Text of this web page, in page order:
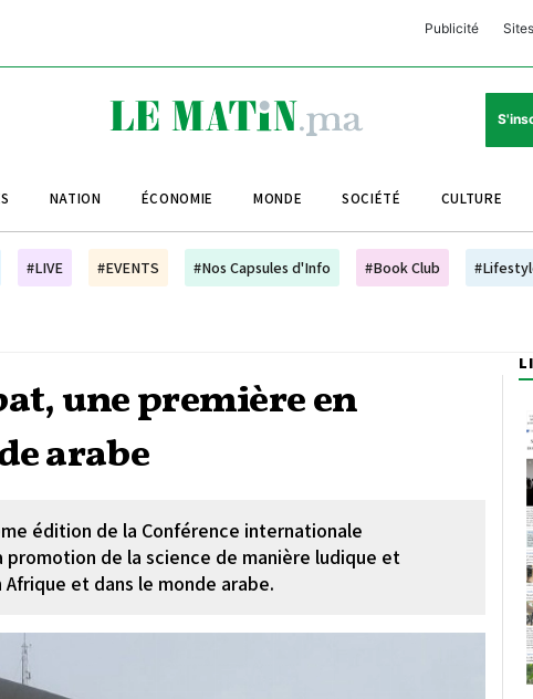
Publicité
Club
Le Matin
Le Matin
Le Matin
Bookclub
NATION ÉCONOMIE MONDE SOCIÉTÉ CULTURE
#LIVE #EVENTS #Nos Capsules d'Info #Book Club
une première en
arabe
édition de la Conférence internationale
de la science de manière ludique et
et dans le monde arabe.